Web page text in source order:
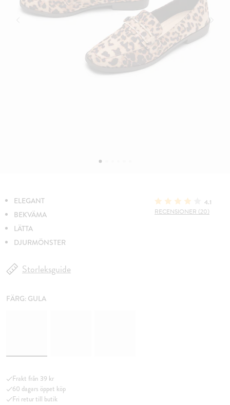
ELEGANT
BEKVÄMA
LÄTTA
DJURMÖNSTER
4.1
RECENSIONER (20)
Storleksguide
FÄRG: GULA
Frakt från 39 kr
60 dagars öppet köp
Fri retur till butik